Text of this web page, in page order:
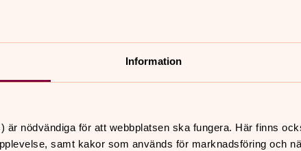
Information
är nödvändiga för att webbplatsen ska fungera. Här finns
samt kakor som används för marknadsföring och